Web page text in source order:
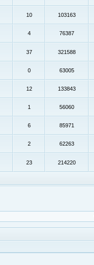
10 103163
4 76387
37 321588
0 63005
12 133843
1 56060
6 85971
2 62263
23 214220